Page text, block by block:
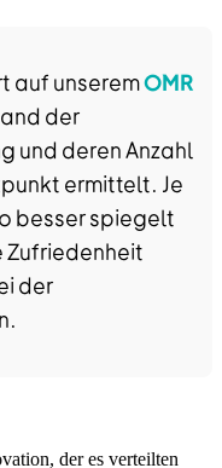
auf unseremOMR
der
und deren Anzahl
ermittelt. Je
besser spiegelt
Zufriedenheit
der
der es verteilten